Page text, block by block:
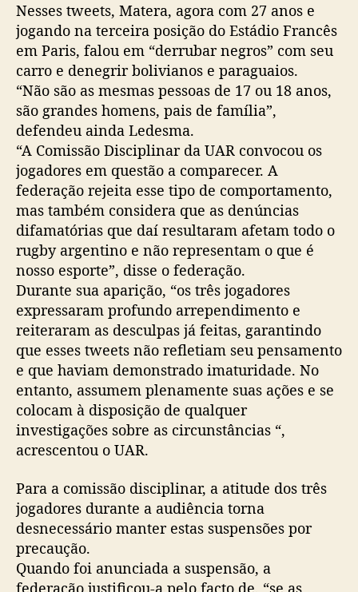
Nesses tweets, Matera, agora com 27 anos e
jogando na terceira posição do Estádio Francês
em Paris, falou em “derrubar negros” com seu
carro e denegrir bolivianos e paraguaios.
“Não são as mesmas pessoas de 17 ou 18 anos,
são grandes homens, pais de família”,
defendeu ainda Ledesma.
“A Comissão Disciplinar da UAR convocou os
jogadores em questão a comparecer. A
federação rejeita esse tipo de comportamento,
mas também considera que as denúncias
difamatórias que daí resultaram afetam todo o
rugby argentino e não representam o que é
nosso esporte”, disse o federação.
Durante sua aparição, “os três jogadores
expressaram profundo arrependimento e
reiteraram as desculpas já feitas, garantindo
que esses tweets não refletiam seu pensamento
e que haviam demonstrado imaturidade. No
entanto, assumem plenamente suas ações e se
colocam à disposição de qualquer
investigações sobre as circunstâncias “,
acrescentou o UAR.
Para a comissão disciplinar, a atitude dos três
jogadores durante a audiência torna
desnecessário manter estas suspensões por
precaução.
Quando foi anunciada a suspensão, a
federação justificou-a pelo facto de, “se as